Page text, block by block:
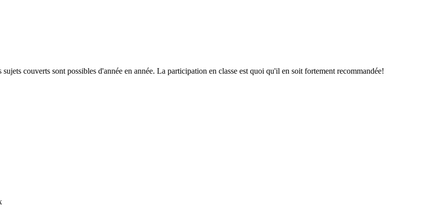
couverts sont possibles d'année en année. La participation en classe est quoi qu'il en soit fortement recommandée!